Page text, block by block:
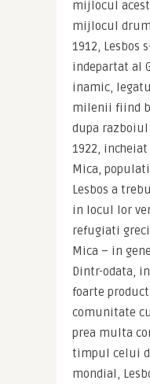
mijlocul
mijlocul
1912, Lesbos
indepartat al
inamic,
milenii fiind
dupa
1922,
Mica,
Lesbos a
in locul lor
refugiati
Mica – in
Dintr-odata,
foarte
comunitate
prea multa
timpul celui
mondial,